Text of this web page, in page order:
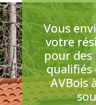
Vous
votre
pour
qualifiés
AVBois